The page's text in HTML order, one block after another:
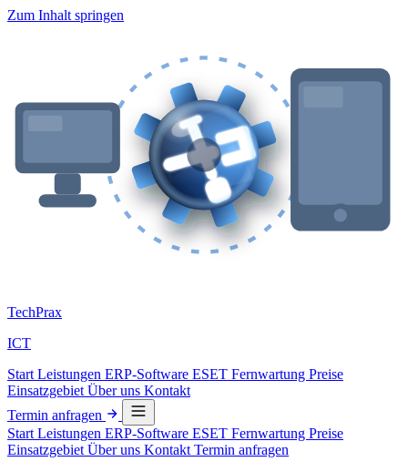
Zum Inhalt springen
TechPrax
ICT
Start Leistungen ERP-Software ESET Fernwartung Preise
Einsatzgebiet Über uns Kontakt
Termin anfragen
Start Leistungen ERP-Software ESET Fernwartung Preise
Einsatzgebiet Über uns Kontakt Termin anfragen